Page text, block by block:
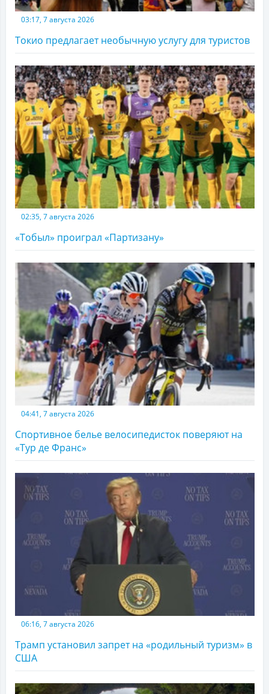
03:17, 7 августа 2026
Токио предлагает необычную услугу для туристов
02:35, 7 августа 2026
«Тобыл» проиграл «Партизану»
04:41, 7 августа 2026
Спортивное белье велосипедисток поверяют на
«Тур де Франс»
06:16, 7 августа 2026
Трамп установил запрет на «родильный туризм» в
США